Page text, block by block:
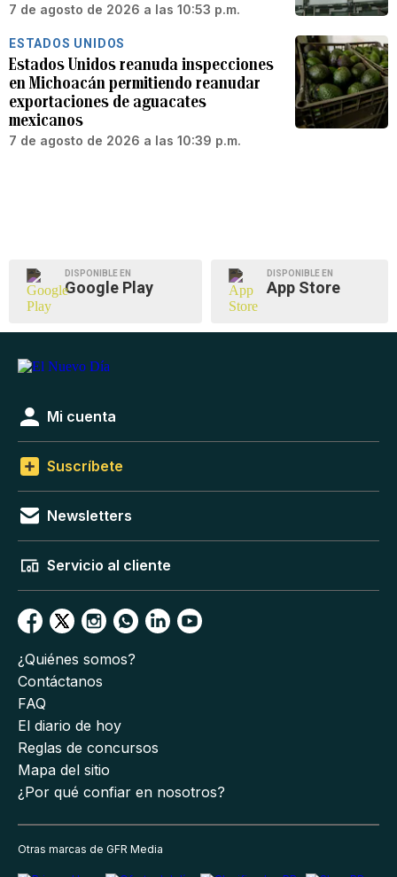
7 de agosto de 2026 a las 10:53 p.m.
ESTADOS UNIDOS
Estados Unidos reanuda inspecciones
en Michoacán permitiendo reanudar
exportaciones de aguacates
mexicanos
7 de agosto de 2026 a las 10:39 p.m.
DISPONIBLE EN
Google Play
DISPONIBLE EN
App Store
Mi cuenta
Suscríbete
Newsletters
Servicio al cliente
¿Quiénes somos?
Contáctanos
FAQ
El diario de hoy
Reglas de concursos
Mapa del sitio
¿Por qué confiar en nosotros?
Otras marcas de GFR Media